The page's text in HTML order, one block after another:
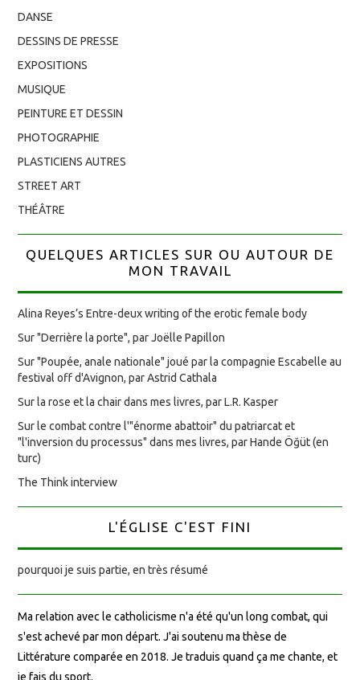
DANSE
DESSINS DE PRESSE
EXPOSITIONS
MUSIQUE
PEINTURE ET DESSIN
PHOTOGRAPHIE
PLASTICIENS AUTRES
STREET ART
THÉÂTRE
QUELQUES ARTICLES SUR OU AUTOUR DE
MON TRAVAIL
Alina Reyes’s Entre-deux writing of the erotic female body
Sur "Derrière la porte", par Joëlle Papillon
Sur "Poupée, anale nationale" joué par la compagnie Escabelle au
festival off d'Avignon, par Astrid Cathala
Sur la rose et la chair dans mes livres, par L.R. Kasper
Sur le combat contre l'"énorme abattoir" du patriarcat et
"l'inversion du processus" dans mes livres, par Hande Öğüt (en
turc)
The Think interview
L'ÉGLISE C'EST FINI
pourquoi je suis partie, en très résumé
Ma relation avec le catholicisme n'a été qu'un long combat, qui
s'est achevé par mon départ. J'ai soutenu ma thèse de
Littérature comparée en 2018. Je traduis quand ça me chante, et
je fais du sport.